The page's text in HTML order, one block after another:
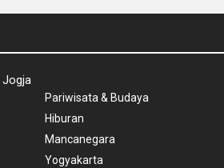
Jogja
Pariwisata & Budaya
Hiburan
Mancanegara
Yogyakarta